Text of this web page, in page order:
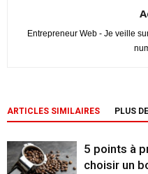
Entrepreneur Web - Je veille
ARTICLES SIMILAIRES PLUS
5 points à
choisir un